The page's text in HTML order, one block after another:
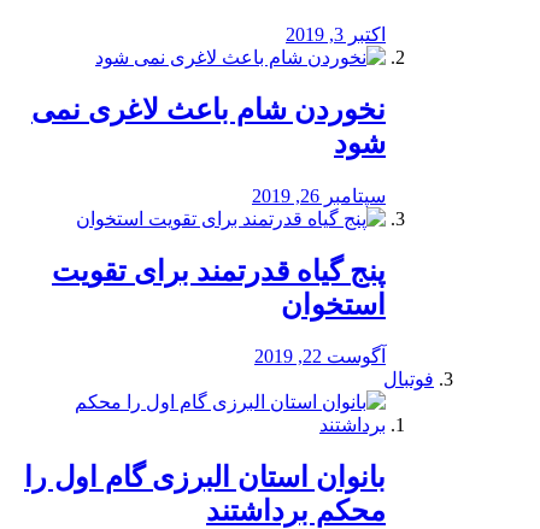
اکتبر 3, 2019
نخوردن شام باعث لاغری نمی
‌شود
سپتامبر 26, 2019
پنج گیاه قدرتمند برای تقویت
استخوان
آگوست 22, 2019
فوتبال
بانوان استان البرزی گام اول را
محكم برداشتند